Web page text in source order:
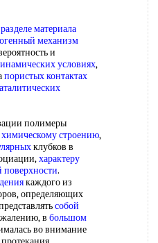
разделе материала
механизм
и
условиях,
пористых контактах
полимеры
химическому строению,
клубков в
характеру
поверхности.
каждого из
определяющих
собой
в большом
во внимание